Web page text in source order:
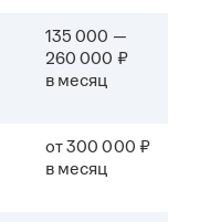
135 000 —
260 000 ₽
в месяц
от 300 000 ₽
в месяц